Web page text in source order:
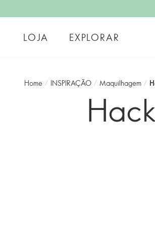
LOJA EXPLORAR
Home / INSPIRAÇÃO / Maquilhagem /